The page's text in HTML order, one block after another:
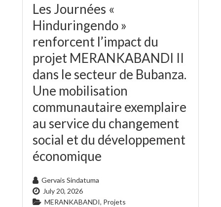
Les Journées «
Hinduringendo »
renforcent l’impact du
projet MERANKABANDI II
dans le secteur de Bubanza.
Une mobilisation
communautaire exemplaire
au service du changement
social et du développement
économique
Gervais Sindatuma
July 20, 2026
MERANKABANDI, Projets